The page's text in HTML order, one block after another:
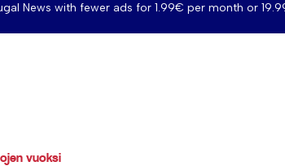
News with fewer ads for 1.99€ per month or
vuoksi